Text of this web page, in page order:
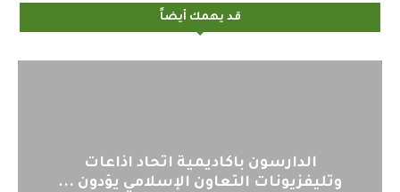
قد يهمك أيضاً
الدارسون باكاديمية اتحاد اذاعات
وتليفزيونات التعاون الإسلامي يؤدون ...